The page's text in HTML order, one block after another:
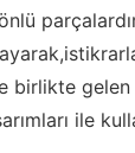
birlikte
ile